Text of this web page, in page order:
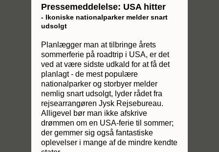
Pressemeddelelse: USA hitter
- Ikoniske nationalparker melder snart
udsolgt
Planlægger man at tilbringe årets
sommerferie på roadtrip i USA, er det
ved at være sidste udkald for at få det
planlagt - de mest populære
nationalparker og storbyer melder
nemlig snart udsolgt, lyder rådet fra
rejsearrangøren Jysk Rejsebureau.
Alligevel bør man ikke afskrive
drømmen om en USA-ferie til sommer;
der gemmer sig også fantastiske
oplevelser i mange af de mindre kendte